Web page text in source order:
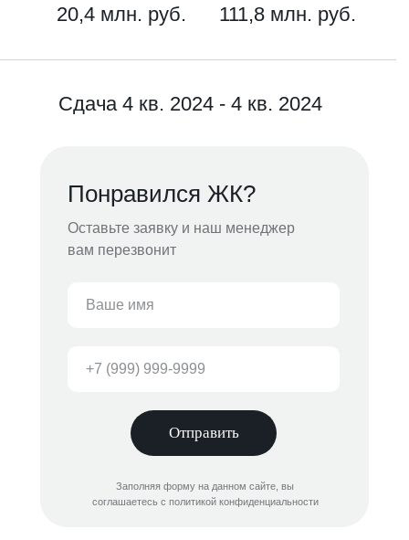
Оставьте заявку и наш менеджер
вам перезвонит
Понравился ЖК?
Заполняя форму на данном сайте, вы
соглашаетесь с политикой конфиденциальности
20,4 млн. руб.
Сдача 4 кв. 2024 - 4 кв. 2024
111,8 млн. руб.
Отправить